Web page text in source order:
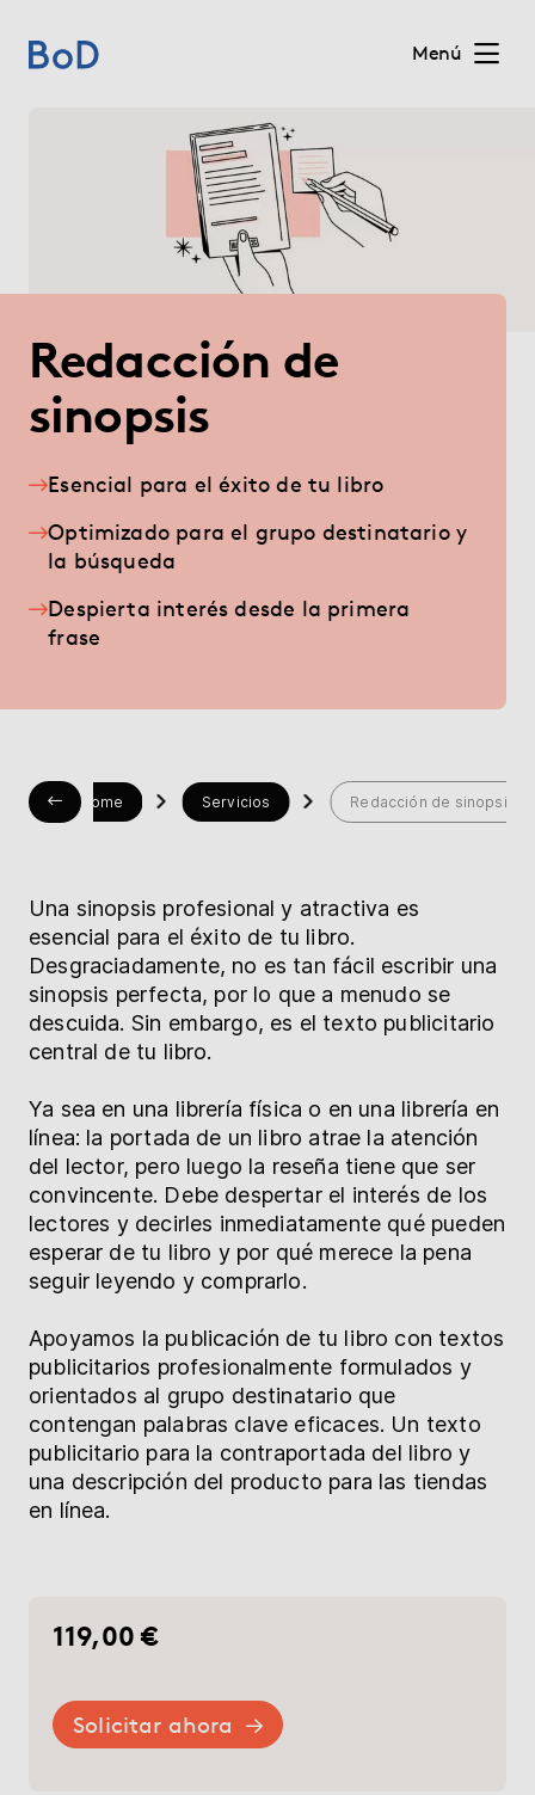
Menú
Quiénes somos
Para editoriales
Blog
Librería
Ayuda
Redacción de
sinopsis
Esencial para el éxito de tu libro
Optimizado para el grupo destinatario y
la búsqueda
Despierta interés desde la primera
frase
Home Servicios Redacción de sinopsis
Una sinopsis profesional y atractiva es
esencial para el éxito de tu libro.
Desgraciadamente, no es tan fácil escribir una
sinopsis perfecta, por lo que a menudo se
descuida. Sin embargo, es el texto publicitario
central de tu libro.
Ya sea en una librería física o en una librería en
línea: la portada de un libro atrae la atención
del lector, pero luego la reseña tiene que ser
convincente. Debe despertar el interés de los
lectores y decirles inmediatamente qué pueden
esperar de tu libro y por qué merece la pena
seguir leyendo y comprarlo.
Apoyamos la publicación de tu libro con textos
publicitarios profesionalmente formulados y
orientados al grupo destinatario que
contengan palabras clave eficaces. Un texto
publicitario para la contraportada del libro y
una descripción del producto para las tiendas
en línea.
119,00 €
Solicitar ahora